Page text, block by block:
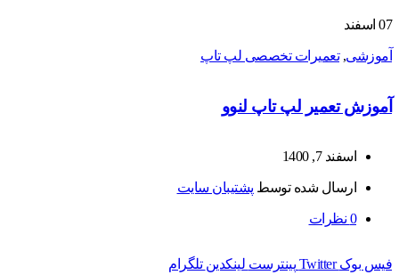
07 اسفند
آموزشی,تعمیرات تخصصی لپ تاپ
آموزش تعمیر لپ تاپ لنوو
اسفند 7, 1400
ارسال شده توسط پشتیبان سایت
0 نظرات
فیس بوک Twitter پینترست لینکدین تلگرام